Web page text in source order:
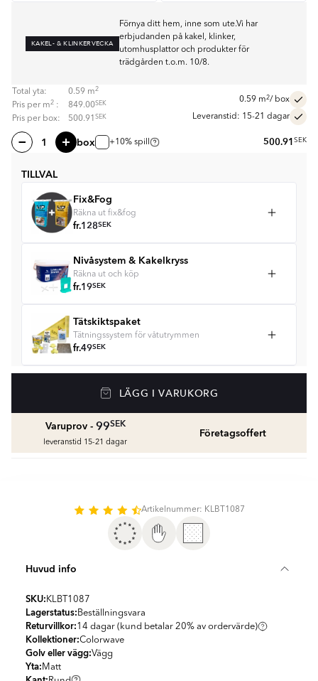
KAKEL- & KLINKERVECKA
Förnya ditt hem, inne som ute.Vi har
erbjudanden på kakel, klinker,
utomhusplattor och produkter för
trädgården t.o.m. 10/8.
Total yta: 0.59 m 2
Pris per m 2 : 849.00SEK
Pris per box: 500.91 SEK
0.59 m2/ box
Leveranstid: 15-21 dagar
box +10% spill 500.91 SEK
TILLVAL
Fix&Fog
Räkna ut fix&fog
fr.128SEK
Nivåsystem & Kakelkryss
Räkna ut och köp
fr.19SEK
Tätskiktspaket
Tätningssystem för våtutrymmen
fr.49SEK
Se färger och beräkna rätt mängd våtrumssilikon
Rengöring & Underhåll
Kakellist
LÄGG I VARUKORG
Varuprov - 99SEK
leveranstid 15-21 dagar
Företagsoffert
Artikelnummer: KLBT1087
Huvud info
SKU: KLBT1087
Lagerstatus: Beställningsvara
Returvillkor:14 dagar (kund betalar 20% av ordervärde)
Kollektioner:Colorwave
Golv eller vägg:Vägg
Yta: Matt